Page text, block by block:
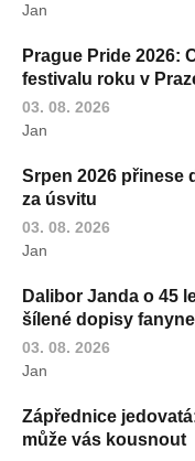
Jan
Prague Pride 2026:
festivalu roku v
03. 08. 2026
Jan
Srpen 2026 přinese
za úsvitu
03. 08. 2026
Jan
Dalibor Janda o 45
šílené dopisy
03. 08. 2026
Jan
Zápřednice
může vás kousnout